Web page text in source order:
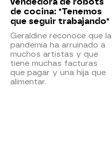
de cocina: "Tenemos
que seguir trabajando"
Geraldine reconoce que la
pandemia ha arruinado a
muchos artistas y que
tiene muchas facturas
que pagar y una hija que
alimentar.